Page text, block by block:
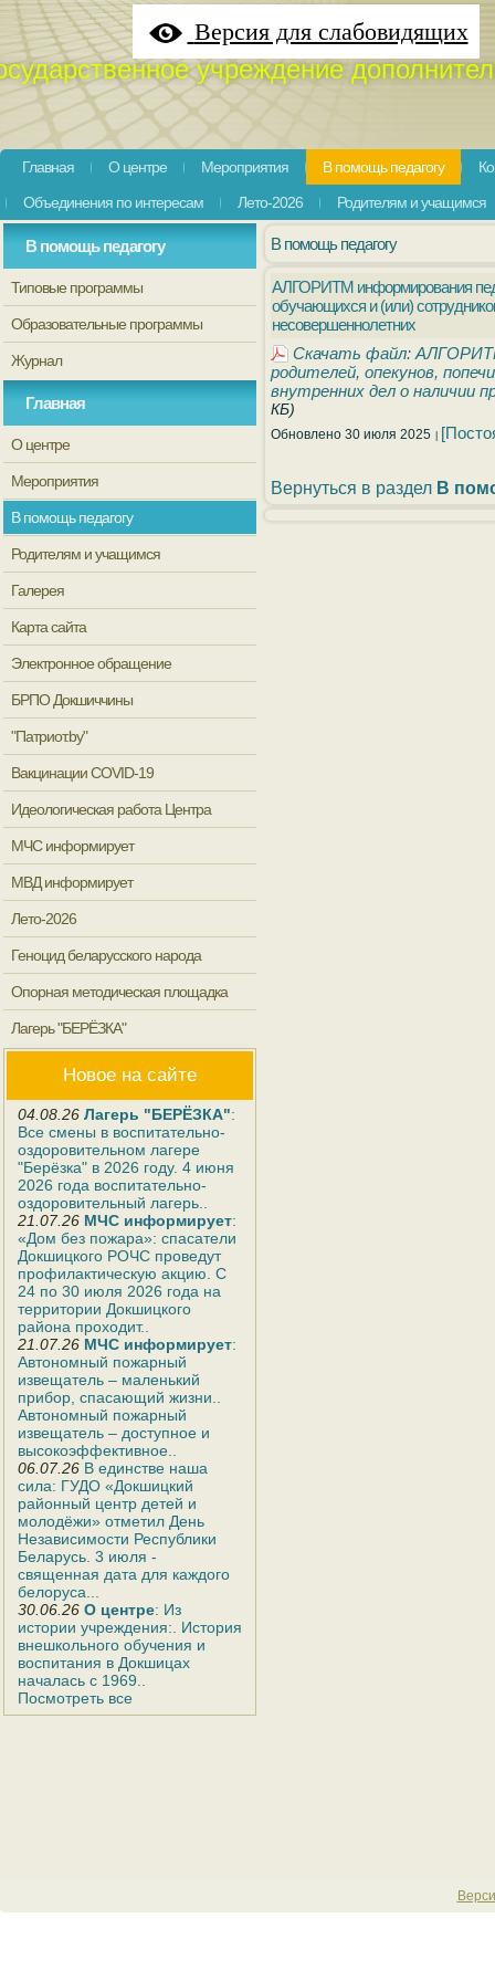
Версия для слабовидящих
учреждение
Главная О центре Мероприятия В помощь педагогу
Объединения по интересам
Лето-2026 Родителям и учащимся
В помощь педагогу
Типовые программы
Образовательные программы
Журнал
Главная
О центре
Мероприятия
В помощь педагогу
Родителям и учащимся
Галерея
Карта сайта
Электронное обращение
БРПО Докшиччины
"Патриот.by"
Вакцинации COVID-19
Идеологическая работа Центра
МЧС информирует
МВД информирует
Лето-2026
Геноцид беларусского народа
Опорная методическая площадка
Лагерь "БЕРЁЗКА"
Новое на сайте
04.08.26 Лагерь "БЕРЁЗКА":
Все смены в воспитательно-
оздоровительном лагере
"Берёзка" в 2026 году. 4 июня
2026 года воспитательно-
оздоровительный лагерь..
21.07.26 МЧС информирует:
«Дом без пожара»: спасатели
Докшицкого РОЧС проведут
профилактическую акцию. С
24 по 30 июля 2026 года на
территории Докшицкого
района проходит..
21.07.26 МЧС информирует:
Автономный пожарный
извещатель – маленький
прибор, спасающий жизни..
Автономный пожарный
извещатель – доступное и
высокоэффективное..
06.07.26 В единстве наша
сила: ГУДО «Докшицкий
районный центр детей и
молодёжи» отметил День
Независимости Республики
Беларусь. 3 июля -
священная дата для каждого
белоруса...
30.06.26 О центре: Из
истории учреждения:. История
внешкольного обучения и
воспитания в Докшицах
началась с 1969..
Посмотреть все
В помощь педагогу
АЛГОРИТМ информирования
обучающихся и (или)
несовершеннолетних
Скачать файл:
родителей, опекунов,
внутренних дел о наличии
КБ)
Обновлено 30 июля 2025
Вернуться в раздел В